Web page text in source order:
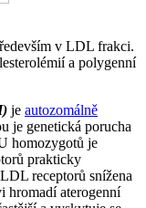
v LDL frakci.
a polygenní
je autozomálně
je genetická porucha
homozygotů je
prakticky
receptorů snížena
hromadí aterogenní